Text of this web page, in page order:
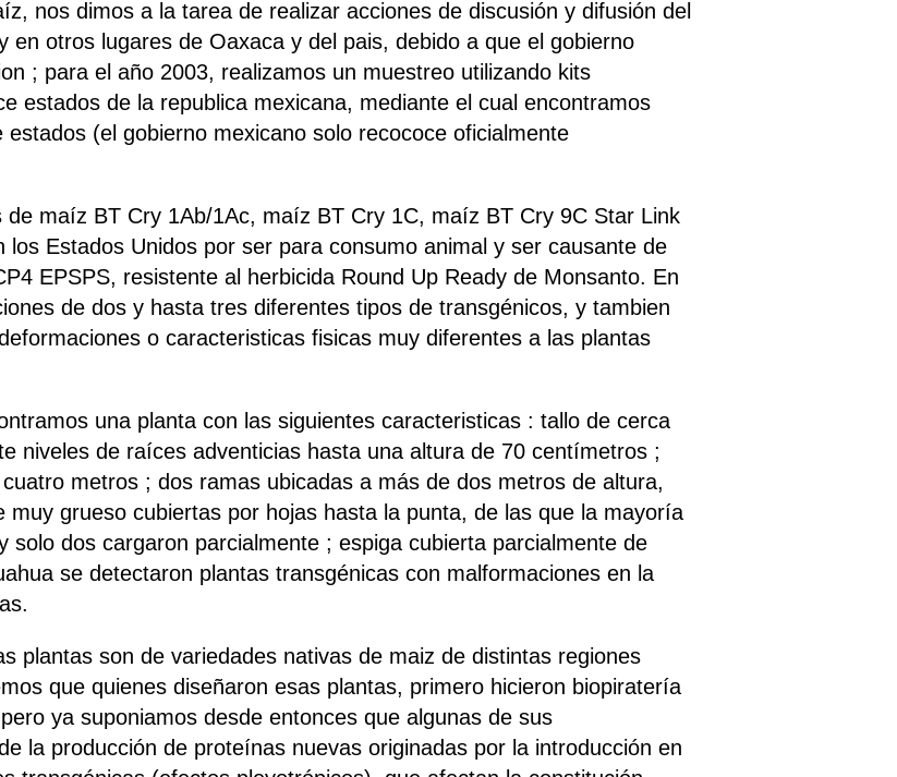
nos dimos a la tarea de realizar acciones de discusión y difusión del
en otros lugares de Oaxaca y del pais, debido a que el gobierno
; para el año 2003, realizamos un muestreo utilizando kits
estados de la republica mexicana, mediante el cual encontramos
(el gobierno mexicano solo recococe oficialmente
maíz BT Cry 1Ab/1Ac, maíz BT Cry 1C, maíz BT Cry 9C Star Link
Estados Unidos por ser para consumo animal y ser causante de
EPSPS, resistente al herbicida Round Up Ready de Monsanto. En
de dos y hasta tres diferentes tipos de transgénicos, y tambien
o caracteristicas fisicas muy diferentes a las plantas
una planta con las siguientes caracteristicas : tallo de cerca
niveles de raíces adventicias hasta una altura de 70 centímetros ;
metros ; dos ramas ubicadas a más de dos metros de altura,
grueso cubiertas por hojas hasta la punta, de las que la mayoría
solo dos cargaron parcialmente ; espiga cubierta parcialmente de
se detectaron plantas transgénicas con malformaciones en la
plantas son de variedades nativas de maiz de distintas regiones
que quienes diseñaron esas plantas, primero hicieron biopiratería
ya suponiamos desde entonces que algunas de sus
la producción de proteínas nuevas originadas por la introducción en